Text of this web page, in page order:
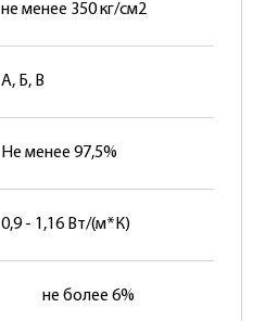
не менее 350 кг/см2
А, Б, В
Не менее 97,5%
0,9 - 1,16 Вт/(м*К)
не более 6%